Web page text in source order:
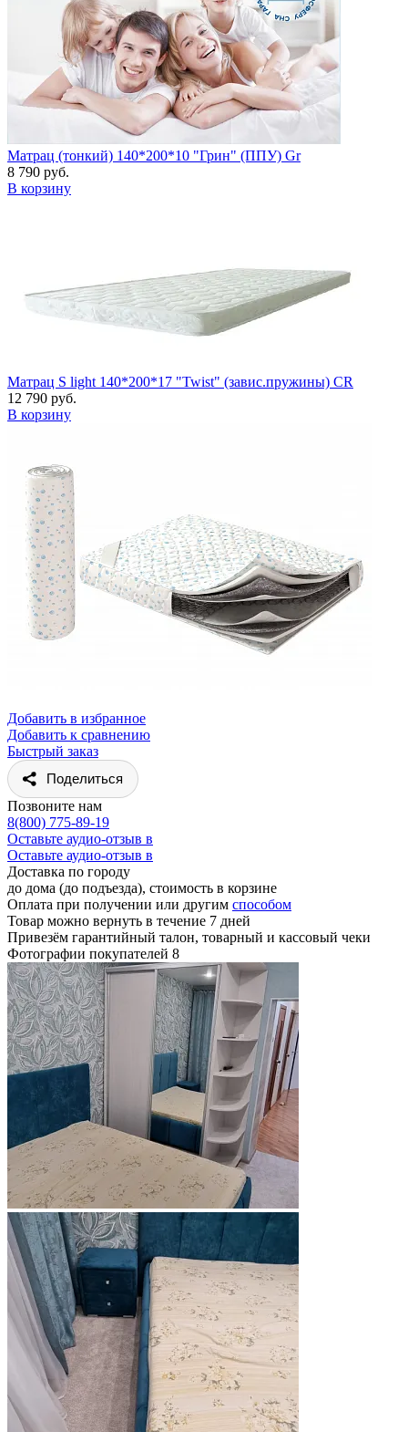
Матрац (тонкий) 140*200*10 "Грин" (ППУ) Gr
8 790 руб.
В корзину
Матрац S light 140*200*17 "Twist" (завис.пружины) CR
12 790 руб.
В корзину
Добавить в избранное
Добавить к сравнению
Быстрый заказ
Поделиться
Позвоните нам
8(800) 775-89-19
Оставьте аудио-отзыв в
Оставьте аудио-отзыв в
Доставка по городу
до дома (до подъезда), стоимость в корзине
Оплата при получении или другим способом
Товар можно вернуть в течение 7 дней
Привезём гарантийный талон, товарный и кассовый чеки
Фотографии покупателей 8